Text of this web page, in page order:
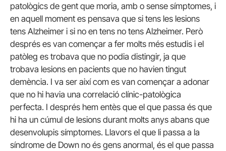
patològics de gent que moria, amb o sense símptomes, i
en aquell moment es pensava que si tens les lesions
tens Alzheimer i si no en tens no tens Alzheimer. Però
després es van començar a fer molts més estudis i el
patòleg es trobava que no podia distingir, ja que
trobava lesions en pacients que no havien tingut
demència. I va ser així com es van començar a adonar
que no hi havia una correlació clínic-patològica
perfecta. I després hem entès que el que passa és que
hi ha un cúmul de lesions durant molts anys abans que
desenvolupis símptomes. Llavors el que li passa a la
síndrome de Down no és gens anormal, és el que passa